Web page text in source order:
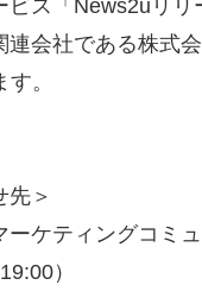
ビス「News2uリ
会社である株式
。
先＞
ケティングコミ
）